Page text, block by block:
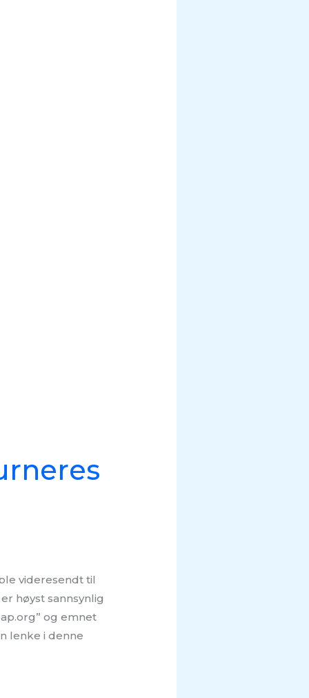
videresendt til
høyst sannsynlig
og emnet
lenke i denne